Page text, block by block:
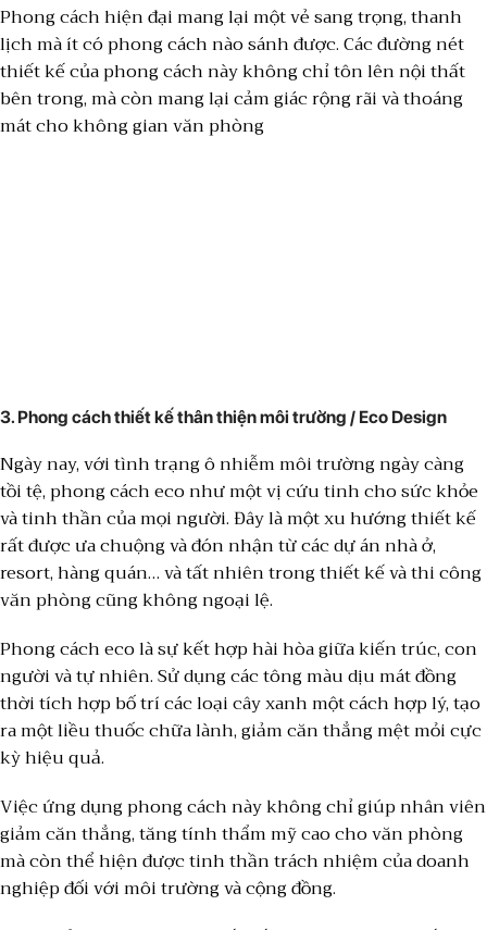
Phong cách hiện đại mang lại một vẻ sang trọng, thanh
lịch mà ít có phong cách nào sánh được. Các đường nét
thiết kế của phong cách này không chỉ tôn lên nội thất
bên trong, mà còn mang lại cảm giác rộng rãi và thoáng
mát cho không gian văn phòng
3. Phong cách thiết kế thân thiện môi trường / Eco Design
Ngày nay, với tình trạng ô nhiễm môi trường ngày càng
tồi tệ, phong cách eco như một vị cứu tinh cho sức khỏe
và tinh thần của mọi người. Đây là một xu hướng thiết kế
rất được ưa chuộng và đón nhận từ các dự án nhà ở,
resort, hàng quán… và tất nhiên trong thiết kế và thi công
văn phòng cũng không ngoại lệ.
Phong cách eco là sự kết hợp hài hòa giữa kiến trúc, con
người và tự nhiên. Sử dụng các tông màu dịu mát đồng
thời tích hợp bố trí các loại cây xanh một cách hợp lý, tạo
ra một liều thuốc chữa lành, giảm căn thẳng mệt mỏi cực
kỳ hiệu quả.
Việc ứng dụng phong cách này không chỉ giúp nhân viên
giảm căn thẳng, tăng tính thẩm mỹ cao cho văn phòng
mà còn thể hiện được tinh thần trách nhiệm của doanh
nghiệp đối với môi trường và cộng đồng.